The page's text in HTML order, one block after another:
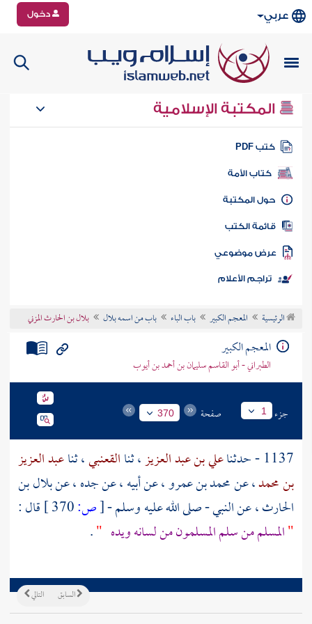
عربي دخول
المكتبة الإسلامية
كتب PDF
كتاب الأمة
المكتبة
الكتب
موضوعي
تراجم الأعلام
الرئيسية المعجم الكبير باب الباء باب من اسمه بلال بلال بن الحارث المزني
المعجم الكبير
الطبراني - أبو القاسم سليمان بن أحمد بن أيوب
جزء 1 صفحة 370
1137 - حدثنا علي بن عبد العزيز، ثناالقعنبي، ثناعبد العزيز
بن محمد، عنمحمد بن عمرو، عن أبيه ، عن جده ، عنبلال بن
الحارث، عن النبي - صلى الله عليه وسلم -[ص:
قال :
"المسلم من سلم المسلمون من لسانه ويده "
.
التالي السابق